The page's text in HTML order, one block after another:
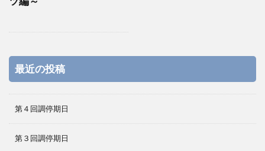
最近の投稿
第４回調停期日
第３回調停期日